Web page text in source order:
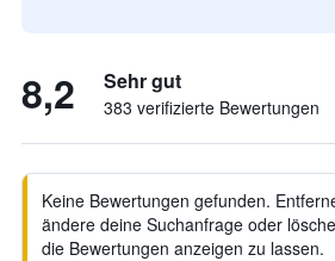
8,2 Sehr gut
383 verifizierte Bewertungen
Keine Bewertungen gefunden.
ändere deine Suchanfrage oder
die Bewertungen anzeigen zu lassen.